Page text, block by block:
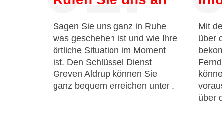
Sagen Sie uns ganz in Ruhe
was geschehen ist und wie Ihre
örtliche Situation im Moment
ist. Den Schlüssel Dienst
Greven Aldrup können Sie
ganz bequem erreichen unter .
Mit
über
über